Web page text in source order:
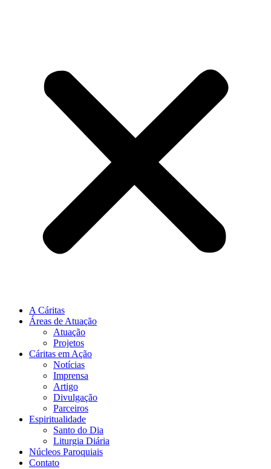
A Cáritas
Áreas de Atuação
Atuação
Projetos
Cáritas em Ação
Notícias
Imprensa
Artigo
Divulgação
Parceiros
Espiritualidade
Santo do Dia
Liturgia Diária
Núcleos Paroquiais
Contato